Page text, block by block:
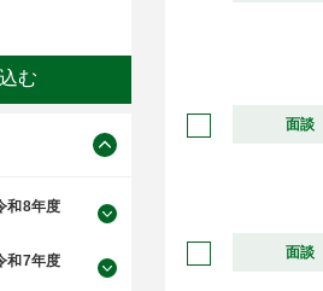
和8年度
和7年度
面談
面談